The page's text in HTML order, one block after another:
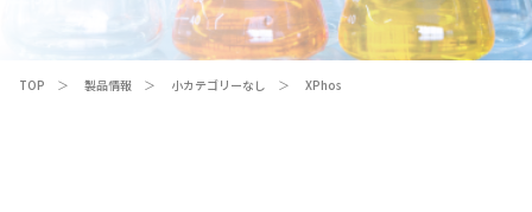
TOP 製品情報 小カテゴリーなし XPhos